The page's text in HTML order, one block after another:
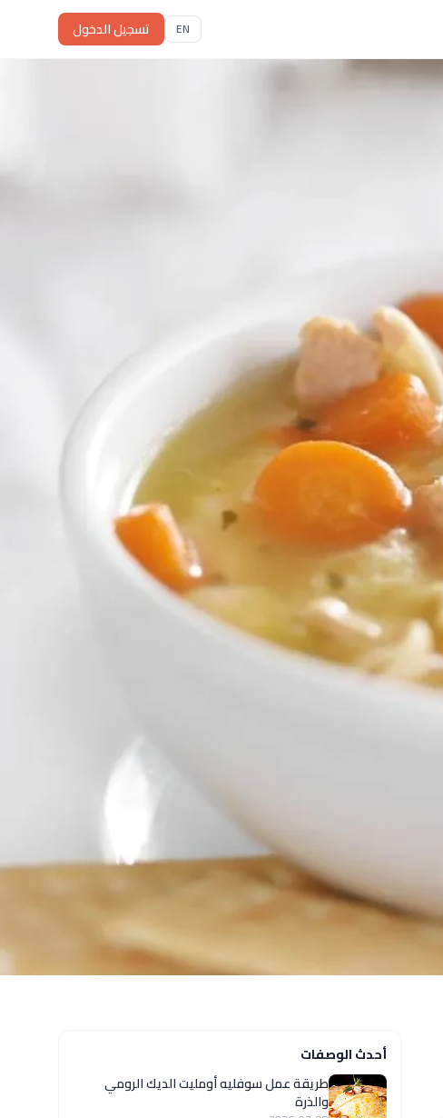
EN تسجيل الدخول
أحدث الوصفات
طريقة عمل سوفليه أومليت الديك الرومي
والذرة